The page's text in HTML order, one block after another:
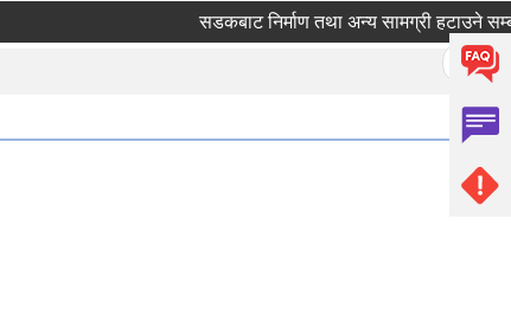
सडकबाट निर्माण तथा अन्य सामग्री
« first